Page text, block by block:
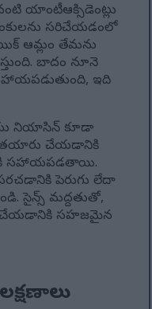
యాంటీఆక్సిడెంట్లు
సరిచేయడంలో
ఆమ్లం తేమను
బాదం నూనె
ఇది
నియాసిన్ కూడా
తయారు చేయడానికి
సహాయపడతాయి.
పెరుగు లేదా
సైన్స్ మద్దతుతో,
చేయడానికి సహజమైన